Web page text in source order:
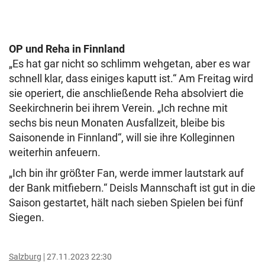
OP und Reha in Finnland
„Es hat gar nicht so schlimm wehgetan, aber es war
schnell klar, dass einiges kaputt ist.“ Am Freitag wird
sie operiert, die anschließende Reha absolviert die
Seekirchnerin bei ihrem Verein. „Ich rechne mit
sechs bis neun Monaten Ausfallzeit, bleibe bis
Saisonende in Finnland“, will sie ihre Kolleginnen
weiterhin anfeuern.
„Ich bin ihr größter Fan, werde immer lautstark auf
der Bank mitfiebern.“ Deisls Mannschaft ist gut in die
Saison gestartet, hält nach sieben Spielen bei fünf
Siegen.
Salzburg 27.11.2023 22:30